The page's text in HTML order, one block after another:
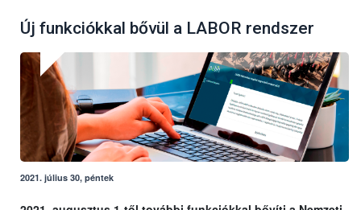
Új funkciókkal bővül a LABOR rendszer
2021. július 30, péntek